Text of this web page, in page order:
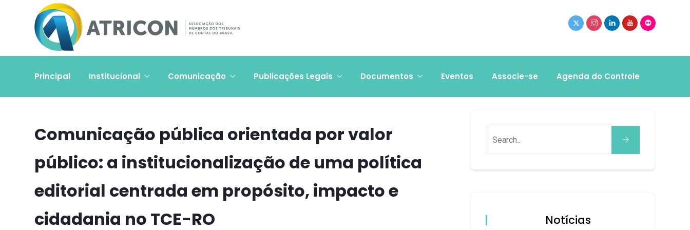
Principal Institucional Comunicação Publicações Legais Documentos Eventos Associe-se Agenda do Controle
Comunicação pública orientada por valor
público: a institucionalização de uma política
editorial centrada em propósito, impacto e
cidadania no TCE-RO
Notícias